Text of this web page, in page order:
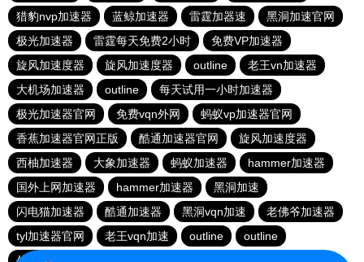
猎豹nvp加速器
蓝鲸加速器 雷霆加器速
黑洞加速官网
极光加速器
雷霆每天免费2小时
免费VP加速器
旋风加速度器
旋风加速度器 outline
老王vn加速器
大机场加速器
outline
每天试用一小时加速器
极光加速器官网
免费vqn外网
蚂蚁vp加速器官网
香蕉加速器官网正版
酷通加速器官网
旋风加速度器
西柚加速器
大象加速器 蚂蚁加速器
hammer加速器
国外上网加速器
hammer加速器
黑洞加速
闪电猫加速器
酷通加速器 黑洞vqn加速
老佛爷加速器
tyl加速器官网
老王vqn加速 outline
outline